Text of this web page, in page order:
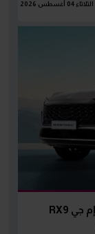
الثلاثاء 04 أغسطس 2026
بسعر 1.9 مليون جنيه.. المواصفات الكاملة لـ إم جي RX9